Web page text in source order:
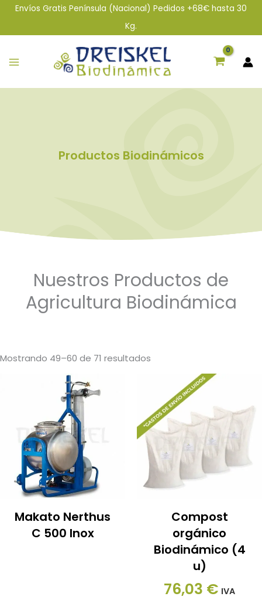
Envíos Gratis Península (Nacional) Pedidos +68€ hasta 30
Kg.
Productos Biodinámicos
Nuestros Productos de
Agricultura Biodinámica
Mostrando 49–60 de 71 resultados
Makato Nerthus
C 500 Inox
Compost
orgánico
Biodinámico (4
u)
76,03 € IVA